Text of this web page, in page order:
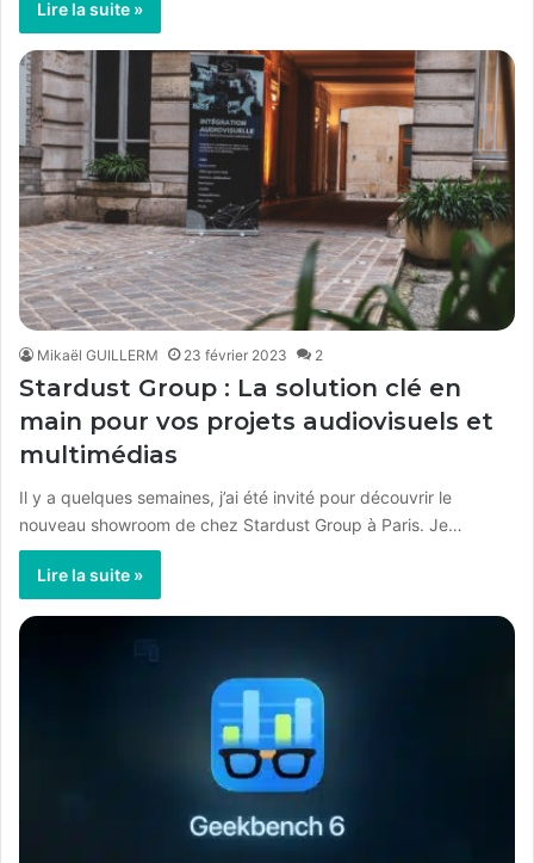
Lire la suite »
Mikaël GUILLERM 23 février 2023 2
Stardust Group : La solution clé en
main pour vos projets audiovisuels et
multimédias
Il y a quelques semaines, j’ai été invité pour découvrir le
nouveau showroom de chez Stardust Group à Paris. Je…
Lire la suite »